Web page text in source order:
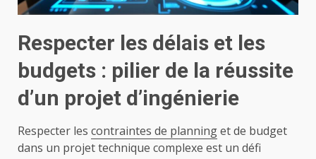
Respecter les délais et les
budgets : pilier de la réussite
d’un projet d’ingénierie
Respecter les contraintes de planninget de budget
dans un projet technique complexe est un défi